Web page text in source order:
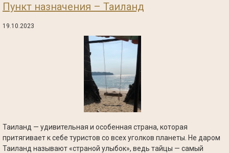
Пункт назначения – Таиланд
19.10.2023
Таиланд — удивительная и особенная страна, которая
притягивает к себе туристов со всех уголков планеты. Не даром
Таиланд называют «страной улыбок», ведь тайцы — самый